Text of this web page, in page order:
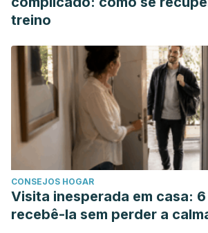
Guo EL, Katta R. Diet and hair loss:
2017 Jan 31;7(1):1-10.
Lee Y, Kim YD, Hyun HJ, Pi LQ, Jin X,
damage from heat and drying time of
Dermatol. 2011 Nov;23(4):455-62.
Nakamura T, Yamamura H, Park K,
Horie N, Kim M, Itami S. Naturally
Peptide: Water-Soluble Chicken Egg
Stimulate Hair Growth Through
Endothelial Growth Factor Production. J
treino
CONSEJOS HOGAR
Visita inesperada em casa:
recebê-la sem perder a